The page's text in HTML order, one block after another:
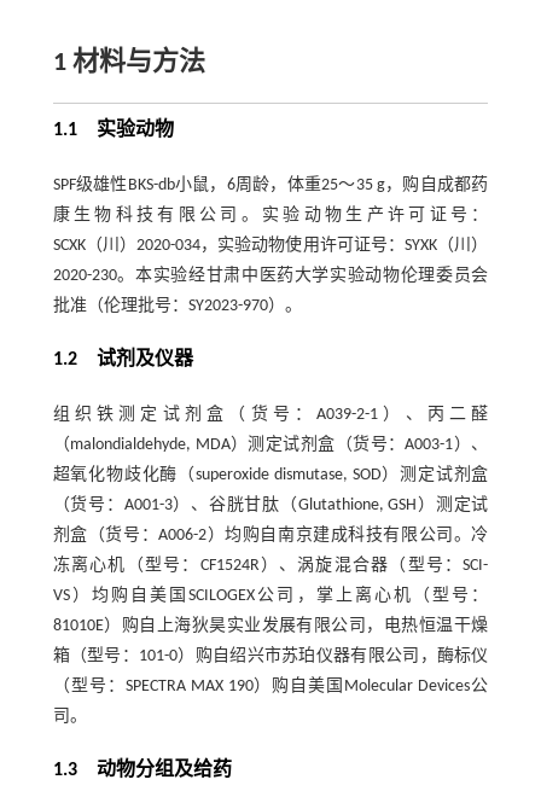
1 材料与方法
1.1 实验动物
SPF级雄性BKS-db小鼠，6周龄，体重25～35 g，购自成都药
康生物科技有限公司。实验动物生产许可证号：
SCXK（川）2020-034，实验动物使用许可证号：SYXK（川）
2020-230。本实验经甘肃中医药大学实验动物伦理委员会
批准（伦理批号：SY2023-970）。
1.2 试剂及仪器
组织铁测定试剂盒（货号：A039-2-1）、丙二醛
（malondialdehyde, MDA）测定试剂盒（货号：A003-1）、
超氧化物歧化酶（superoxide dismutase, SOD）测定试剂盒
（货号：A001-3）、谷胱甘肽（Glutathione, GSH）测定试
剂盒（货号：A006-2）均购自南京建成科技有限公司。冷
冻离心机（型号：CF1524R）、涡旋混合器（型号：SCI-
VS）均购自美国SCILOGEX公司，掌上离心机（型号：
81010E）购自上海狄昊实业发展有限公司，电热恒温干燥
箱（型号：101-0）购自绍兴市苏珀仪器有限公司，酶标仪
（型号：SPECTRA MAX 190）购自美国Molecular Devices公
司。
1.3 动物分组及给药